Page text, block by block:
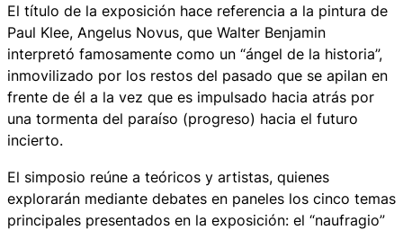
El título de la exposición hace referencia a la pintura de
Paul Klee, Angelus Novus, que Walter Benjamin
interpretó famosamente como un “ángel de la historia”,
inmovilizado por los restos del pasado que se apilan en
frente de él a la vez que es impulsado hacia atrás por
una tormenta del paraíso (progreso) hacia el futuro
incierto.
El simposio reúne a teóricos y artistas, quienes
explorarán mediante debates en paneles los cinco temas
principales presentados en la exposición: el “naufragio”